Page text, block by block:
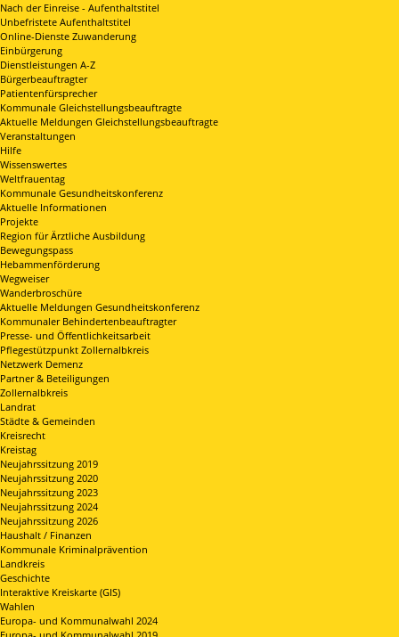
Nach der Einreise - Aufenthaltstitel
Unbefristete Aufenthaltstitel
Online-Dienste Zuwanderung
Einbürgerung
Dienstleistungen A-Z
Bürgerbeauftragter
Patientenfürsprecher
Kommunale Gleichstellungsbeauftragte
Aktuelle Meldungen Gleichstellungsbeauftragte
Veranstaltungen
Hilfe
Wissenswertes
Weltfrauentag
Kommunale Gesundheitskonferenz
Aktuelle Informationen
Projekte
Region für Ärztliche Ausbildung
Bewegungspass
Hebammenförderung
Wegweiser
Wanderbroschüre
Aktuelle Meldungen Gesundheitskonferenz
Kommunaler Behindertenbeauftragter
Presse- und Öffentlichkeitsarbeit
Pflegestützpunkt Zollernalbkreis
Netzwerk Demenz
Partner & Beteiligungen
Zollernalbkreis
Landrat
Städte & Gemeinden
Kreisrecht
Kreistag
Neujahrssitzung 2019
Neujahrssitzung 2020
Neujahrssitzung 2023
Neujahrssitzung 2024
Neujahrssitzung 2026
Haushalt / Finanzen
Kommunale Kriminalprävention
Landkreis
Geschichte
Interaktive Kreiskarte (GIS)
Wahlen
Europa- und Kommunalwahl 2024